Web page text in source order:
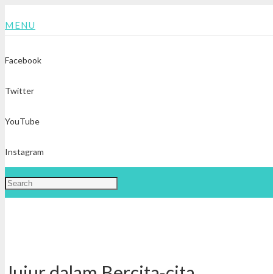
MENU
Facebook
Twitter
YouTube
Instagram